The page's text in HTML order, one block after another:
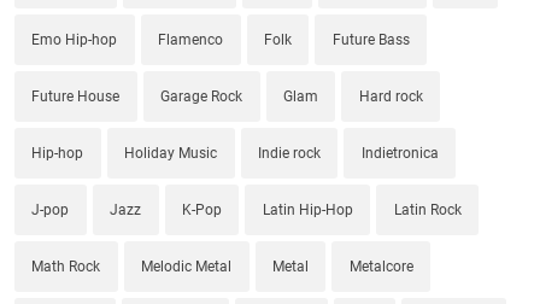
Emo Hip-hop Flamenco Folk Future Bass
Future House Garage Rock Glam Hard rock
Hip-hop Holiday Music Indie rock Indietronica
J-pop Jazz K-Pop Latin Hip-Hop Latin Rock
Math Rock Melodic Metal Metal Metalcore